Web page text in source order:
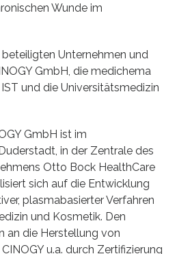
Wunde im
Unternehmen und
GmbH, die medichema
und die Universitätsmedizin
GmbH ist im
in der Zentrale des
Otto Bock HealthCare
sich auf die Entwicklung
plasmabasierter Verfahren
und Kosmetik. Den
an die Herstellung von
u.a. durch Zertifizierung